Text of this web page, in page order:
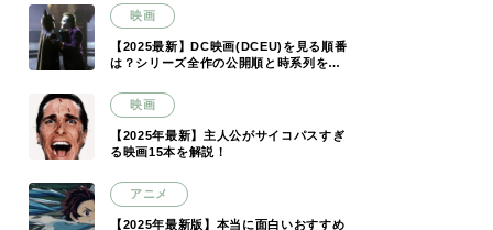
映画
【2025最新】DC映画(DCEU)を見る順番
は？シリーズ全作の公開順と時系列を解
映画
【2025年最新】主人公がサイコパスすぎ
る映画15本を解説！
アニメ
【2025年最新版】本当に面白いおすすめ